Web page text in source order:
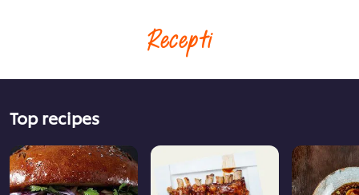
Recepti
Top recipes